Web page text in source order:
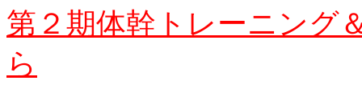
第２期体幹トレーニング
ら